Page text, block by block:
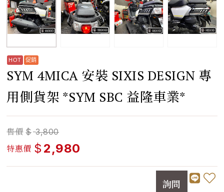
SYM 4MICA 安裝 SIXIS DESIGN 專
用側貨架 *SYM SBC 益隆車業*
售價 $ 3,800
特惠價 $ 2,980
詢問